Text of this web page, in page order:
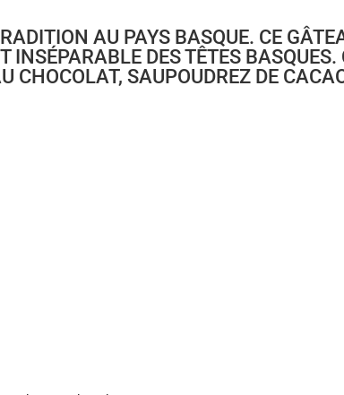
AU PAYS BASQUE. CE
DES TÊTES BASQUES.
CHOCOLAT, SAUPOUDREZ DE